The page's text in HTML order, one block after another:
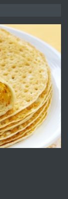
преди 1 година
преди 1 година
на Ангел